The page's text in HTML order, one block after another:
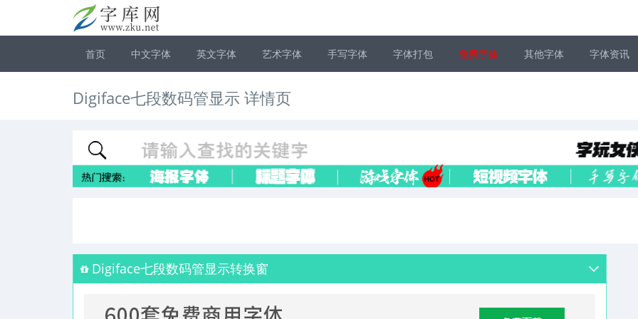
首页 中文字体 英文字体 艺术字体 手写字体 字体打包 免费字体 其他字体 字体资讯
Digiface七段数码管显示 详情页
Digiface七段数码管显示转换窗